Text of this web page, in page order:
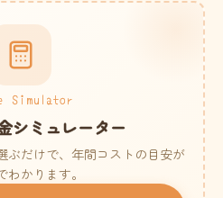
Simulator
シミュレーター
ぶだけで、年間コストの目安が
わかります。